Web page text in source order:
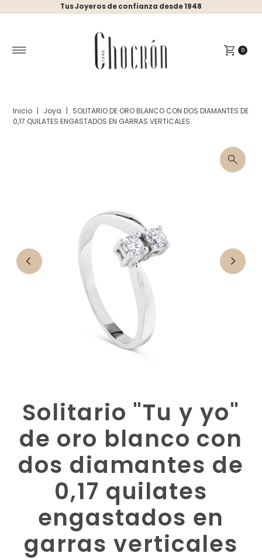
Ir directamente al contenido
Tus Joyeros de confianza desde 1948
0
Inicio | Joya | SOLITARIO DE ORO BLANCO CON DOS DIAMANTES DE
0,17 QUILATES ENGASTADOS EN GARRAS VERTICALES
Solitario "Tu y yo"
de oro blanco con
dos diamantes de
0,17 quilates
engastados en
garras verticales